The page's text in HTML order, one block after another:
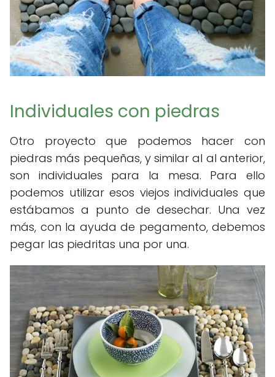
Individuales con piedras
Otro proyecto que podemos hacer con
piedras más pequeñas, y similar al al anterior,
son individuales para la mesa. Para ello
podemos utilizar esos viejos individuales que
estábamos a punto de desechar. Una vez
más, con la ayuda de pegamento, debemos
pegar las piedritas una por una.